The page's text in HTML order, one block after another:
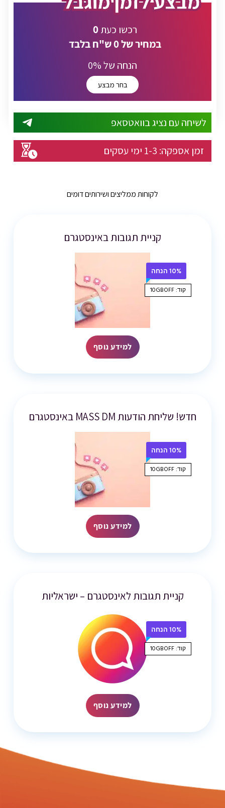
0 % הנחה של
בחר מבצע
רכשו כעת0
במחיר של0ש"ח בלבד
לשיחה עם נציג בוואטסאפ
זמן אספקה: 1-3 ימי עסקים
לקוחות ממליצים ושירותים דומים
קניית תגובות באינסטגרם
10% הנחה
קוד: 10GBOFF
למידע נוסף
חדש! שליחת הודעות MASS DM באינסטגרם
10% הנחה
קוד: 10GBOFF
למידע נוסף
קניית תגובות לאינסטגרם – ישראליות
10% הנחה
קוד: 10GBOFF
למידע נוסף